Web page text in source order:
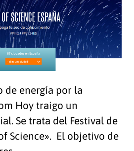
de energía por la
Hoy traigo un
Se trata del Festival de
Science». El objetivo de